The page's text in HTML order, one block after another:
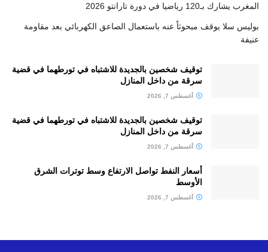
المغرب يشارك بـ120 رياضيا في دورة تارانتو 2026
بوليس سلا يوقف مبحوثاً عنه باستعمال الصاعق الكهربائي بعد مقاومة
عنيفة
توقيف شخصين بالجديدة للاشتباه في تورطهما في قضية
سرقة من داخل المنازل
أغسطس 7, 2026
توقيف شخصين بالجديدة للاشتباه في تورطهما في قضية
سرقة من داخل المنازل
أغسطس 7, 2026
أسعار النفط تواصل الارتفاع وسط توترات الشرق
الأوسط
أغسطس 7, 2026